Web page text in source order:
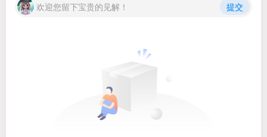
欢迎您留下宝贵的见解！ 提交